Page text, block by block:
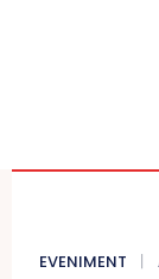
EVENIMENT